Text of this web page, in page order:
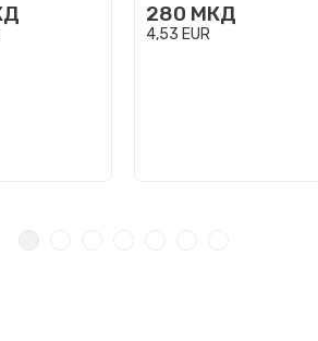
280 МКД
4,53 EUR